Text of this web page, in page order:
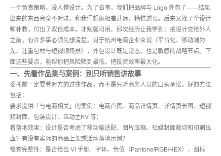
一个负责策略，没人懂设计。为了省事，我们把品牌与 Logo 外包了——结果
出来的东西完全不对味，和我们想象相差甚远，糟糕透顶。后来又找了个设计
师补救，付出了双倍成本，才勉强可用。那次经历让我学到：把设计交给外人
之前，有许多事必须先想清楚。对于杭州电商企业来说（平台化、移动端为
先、注重包材与短视频场景），外包设计既是常态，也是敏感的战略节点。下
面这些要点，能帮你把风险降到最低，把投资效率最大化。
一、先看作品集与案例：别只听销售讲故事
委托前一定要看对方的过往作品 ，而不是只听商务人员的口头承诺。好的方法
包括：
要求提供「与电商相关」的案例：电商首页、商品详情页、详情页长图、短视
频封面、包装设计、活动主KV 等；
看落地效果：设计是否考虑了移动端适配、图片压缩、社媒封面裁切和印刷出
血？有没有实际的商品上架或活动落地示例？
检查完整性：是否给出 VI 手册、字体、色值（Pantone/RGB/HEX）、图标